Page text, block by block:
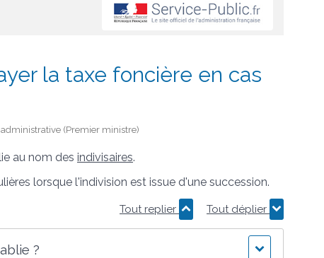
la taxe foncière en cas
(Premier ministre)
au nom des indivisaires.
lorsque l'indivision est issue d'une succession.
Tout replier Tout déplier
?